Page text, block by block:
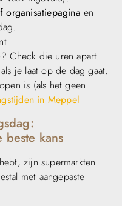
en
Check die uren apart.
je laat op de dag gaat.
is (als het geen
in Meppel
beste kans
zijn supermarkten
met aangepaste